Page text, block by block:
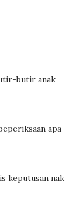
butir anak
apa
keputusan nak